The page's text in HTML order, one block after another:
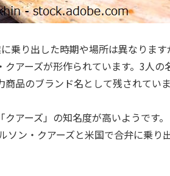
乗り出した時期や場所は異なりま
クアーズが形作られています。3人
品のブランド名として残されていま
クアーズ」の知名度が高いようです
ソン・クアーズと米国で合弁に乗り